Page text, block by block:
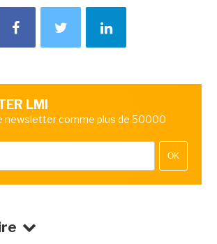
LMI
newsletter comme plus de 50000
OK